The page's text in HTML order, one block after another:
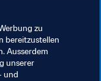
zu
bereitzustellen
Ausserdem
unserer
und